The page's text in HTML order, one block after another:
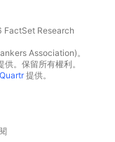
FactSet Research
Association)。
。保留所有權利。
Quartr提供。